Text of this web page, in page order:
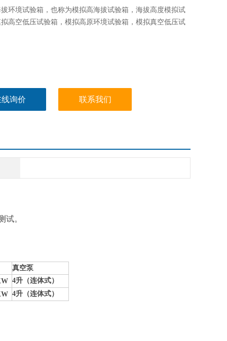
环境试验箱，也称为模拟高海拔试验箱，海拔高度模拟试
高空低压试验箱，模拟高原环境试验箱，模拟真空低压试
询价 联系我们
试。
真空泵
4升（连体式）
4升（连体式）